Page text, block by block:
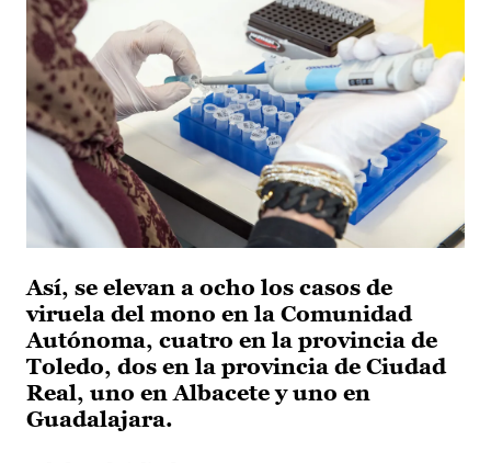
Así, se elevan a ocho los casos de
viruela del mono en la Comunidad
Autónoma, cuatro en la provincia de
Toledo, dos en la provincia de Ciudad
Real, uno en Albacete y uno en
Guadalajara.